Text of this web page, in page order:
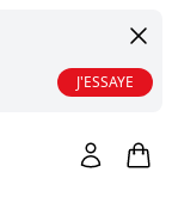
J'ESSAYE